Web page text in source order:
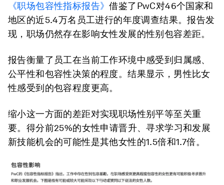
《职场包容性指标报告》借鉴了PwC对46个国家和
地区的近5.4万名员工进行的年度调查结果。报告发
现，职场仍然存在影响女性发展的性别包容差距。
报告衡量了员工在当前工作环境中感受到归属感、
公平性和包容性决策的程度。结果显示，男性比女
性感受到的包容程度更高。
缩小这一方面的差距对实现职场性别平等至关重
要。得分前25%的女性申请晋升、寻求学习和发展
新技能机会的可能性是其他女性的1.5倍和1.7倍。